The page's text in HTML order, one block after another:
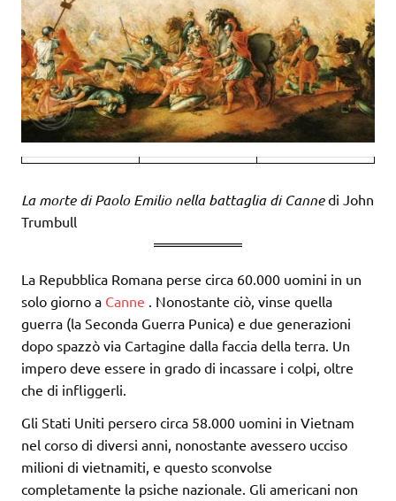
La morte di Paolo Emilio nella battaglia di Cannedi John
Trumbull
La Repubblica Romana perse circa 60.000 uomini in un
solo giorno a Canne . Nonostante ciò, vinse quella
guerra (la Seconda Guerra Punica) e due generazioni
dopo spazzò via Cartagine dalla faccia della terra. Un
impero deve essere in grado di incassare i colpi, oltre
che di infliggerli.
Gli Stati Uniti persero circa 58.000 uomini in Vietnam
nel corso di diversi anni, nonostante avessero ucciso
milioni di vietnamiti, e questo sconvolse
completamente la psiche nazionale. Gli americani non